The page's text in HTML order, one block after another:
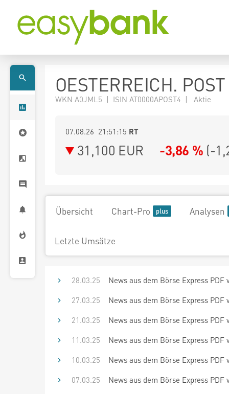
OESTERREICH.
WKN A0JML5 | ISIN AT0000APOST4 | Aktie
07.08.26 21:51:15 RT
31,100 EUR -3,86 % (-
Übersicht Chart-Pro Analysen
Letzte Umsätze
28.03.25
News aus dem Börse Express
27.03.25
News aus dem Börse Express
21.03.25
News aus dem Börse Express
11.03.25
News aus dem Börse Express
10.03.25
News aus dem Börse Express
07.03.25
News aus dem Börse Express